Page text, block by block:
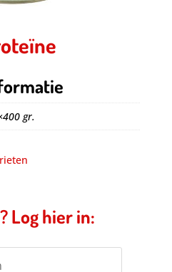
gr.
Log hier in: